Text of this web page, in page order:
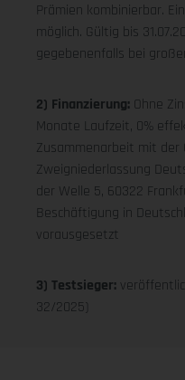
Prämien kombinierbar.
möglich. Gültig bis
gegebenenfalls bei
2) Finanzierung: Ohne
Monate Laufzeit, 0%
Zusammenarbeit mit der
Zweigniederlassung
der Welle 5, 60322
Beschäftigung in
vorausgesetzt
3) Testsieger:
32/2025)